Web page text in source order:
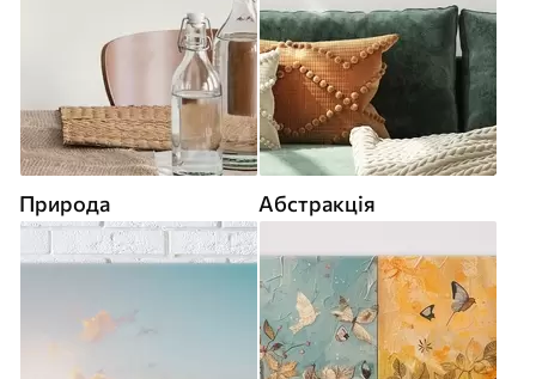
Природа Абстракція